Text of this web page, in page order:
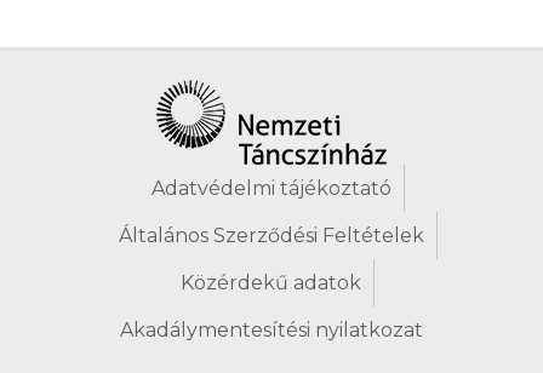
Adatvédelmi tájékoztató
Általános Szerződési Feltételek
Közérdekű adatok
Akadálymentesítési nyilatkozat